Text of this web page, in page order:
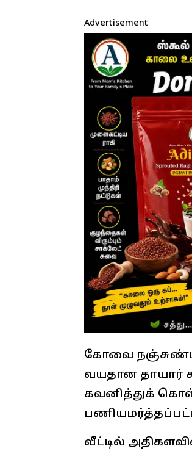
Advertisement
கோவை
வயதான தாயார்
கவனித்துக்
வீட்டில்